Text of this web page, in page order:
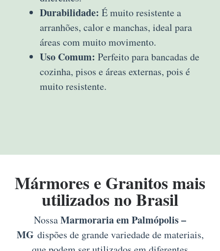
Durabilidade: É muito resistente a
arranhões, calor e manchas, ideal para
áreas com muito movimento.
Uso Comum: Perfeito para bancadas de
cozinha, pisos e áreas externas, pois é
muito resistente.
Mármores e Granitos mais
utilizados no Brasil
NossaMarmoraria em Palmópolis –
MG dispões de grande variedade de materiais,